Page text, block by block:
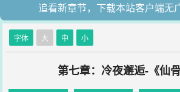
追看新章节，下载本站客户端无
字体 大 中 小
第七章：冷夜邂逅-《仙